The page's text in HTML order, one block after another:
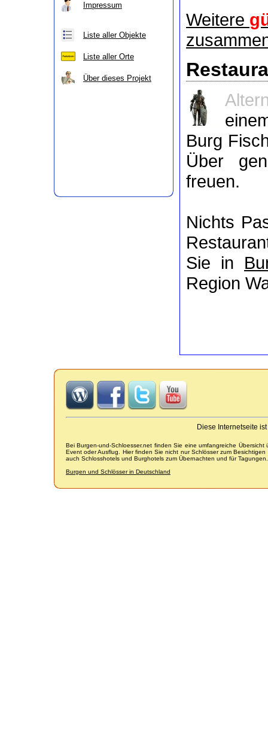
Impressum
Liste aller Objekte
Liste aller Orte
Über dieses Projekt
Weitere
Burg
Über
freuen.
Nichts
Sie in
Region
Diese Internetseite
Bei Burgen-und-Schloesser.net finden Sie eine umfangreiche
Event oder Ausflug. Hier finden Sie nicht nur Schlösser zum
auch Schlosshotels und Burghotels zum Übernachten und für Tagungen.
Burgen und Schlösser in Deutschland